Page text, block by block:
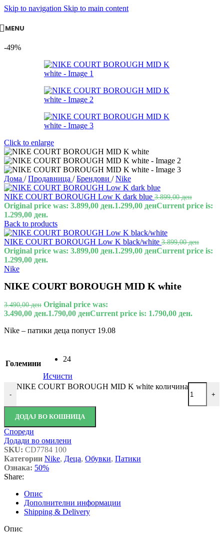
Skip to navigation Skip to main content
MENU
-49%
Click to enlarge
Дома / Продавница / Брендови / Nike
NIKE COURT BOROUGH Low K dark blue 3.899,00ден
Original price was: 3.899,00 ден.1.299,00 денCurrent price is:
1.299,00 ден.
Back to products
NIKE COURT BOROUGH Low K black/white 3.899,00ден
Original price was: 3.899,00 ден.1.299,00 денCurrent price is:
1.299,00 ден.
Nike
NIKE COURT BOROUGH MID K white
3.490,00ден Original price was:
3.490,00 ден.1.790,00 денCurrent price is: 1.790,00 ден.
Nike – патики деца попуст 19.08
Големини
24
Исчисти
-
NIKE COURT BOROUGH MID K white количина
+
ДОДАЈ ВО КОШНИЦА
Спореди
Додади во омилени
SKU: CD7784 100
Категории Nike, Деца, Обувки, Патики
Ознака: 50%
Share:
Опис
Дополнителни информации
Shipping & Delivery
Опис